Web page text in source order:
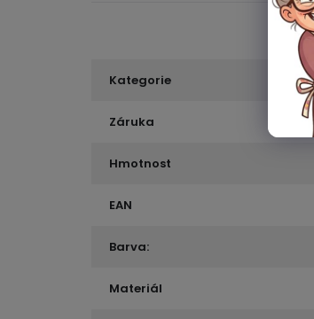
Kategorie
Záruka
Hmotnost
EAN
Barva:
Materiál